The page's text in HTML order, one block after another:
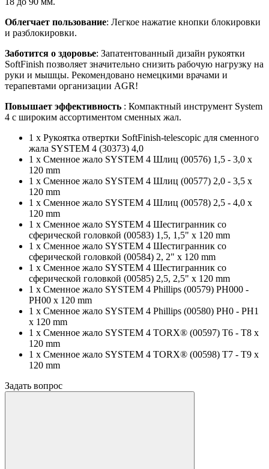
Облегчает пользование: Легкое нажатие кнопки блокировки
и разблокировки.
Заботится о здоровье: Запатентованный дизайн рукоятки
SoftFinish позволяет значительно снизить рабочую нагрузку на
руки и мышцы. Рекомендовано немецкими врачами и
терапевтами организации AGR!
Повышает эффективность : Компактный инструмент System
4 с широким ассортиментом сменных жал.
1 x Рукояткa отвертки SoftFinish-telescopic для сменного
жала SYSTEM 4 (30373) 4,0
1 x Сменное жало SYSTEM 4 Шлиц (00576) 1,5 - 3,0 x
120 mm
1 x Сменное жало SYSTEM 4 Шлиц (00577) 2,0 - 3,5 x
120 mm
1 x Сменное жало SYSTEM 4 Шлиц (00578) 2,5 - 4,0 x
120 mm
1 x Сменное жало SYSTEM 4 Шестигранник со
сферической головкой (00583) 1,5, 1,5" x 120 mm
1 x Сменное жало SYSTEM 4 Шестигранник со
сферической головкой (00584) 2, 2" x 120 mm
1 x Сменное жало SYSTEM 4 Шестигранник со
сферической головкой (00585) 2,5, 2,5" x 120 mm
1 x Сменное жало SYSTEM 4 Phillips (00579) PH000 -
PH00 x 120 mm
1 x Сменное жало SYSTEM 4 Phillips (00580) PH0 - PH1
x 120 mm
1 x Сменное жало SYSTEM 4 TORX® (00597) T6 - T8 x
120 mm
1 x Сменное жало SYSTEM 4 TORX® (00598) T7 - T9 x
120 mm
Задать вопрос